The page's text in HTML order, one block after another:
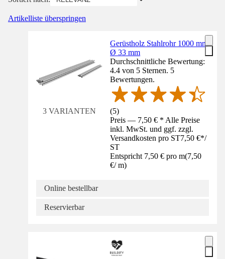
Artikelliste überspringen
3 VARIANTEN
Gerüstholz Stahlrohr 1000 mm
Ø 33 mm
Durchschnittliche Bewertung:
4.4 von 5 Sternen. 5
Bewertungen.
(5)
Preis — 7,50 € * Alle Preise
inkl. MwSt. und ggf. zzgl.
Versandkosten pro ST7,50 €*/
ST
Entspricht 7,50 € pro m(7,50
€/ m)
Online bestellbar
Reservierbar